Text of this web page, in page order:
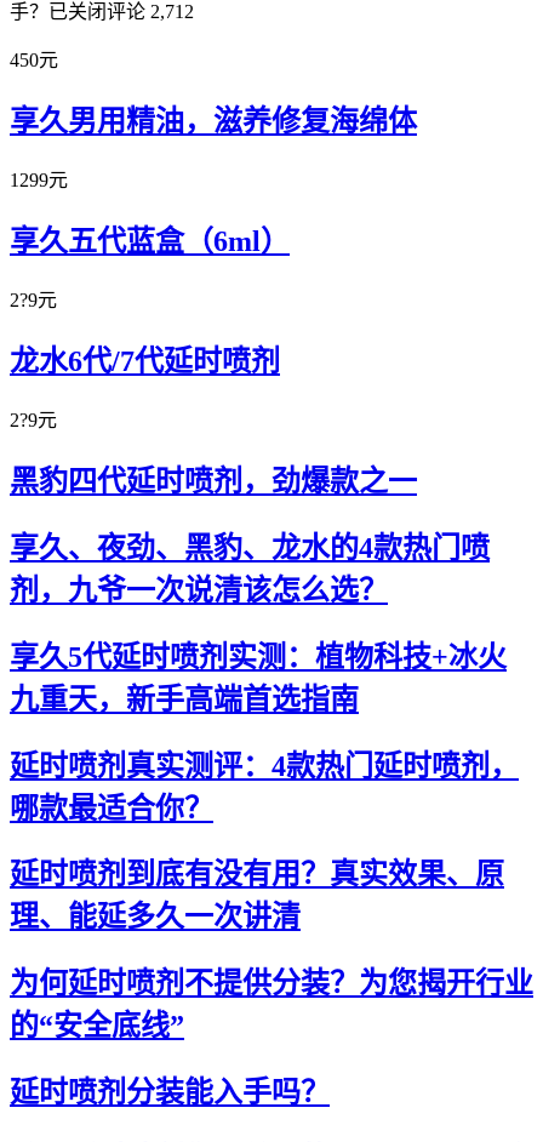
手？ 已关闭评论 2,712
450元
享久男用精油，滋养修复海绵体
1299元
享久五代蓝盒（6ml）
2?9元
龙水6代/7代延时喷剂
2?9元
黑豹四代延时喷剂，劲爆款之一
享久、夜劲、黑豹、龙水的4款热门喷
剂，九爷一次说清该怎么选？
享久5代延时喷剂实测：植物科技+冰火
九重天，新手高端首选指南
延时喷剂真实测评：4款热门延时喷剂，
哪款最适合你？
延时喷剂到底有没有用？真实效果、原
理、能延多久一次讲清
为何延时喷剂不提供分装？为您揭开行业
的“安全底线”
延时喷剂分装能入手吗？